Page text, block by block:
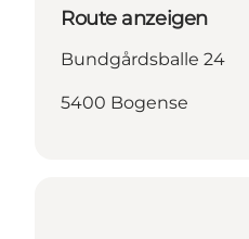
Route anzeigen
Bundgårdsballe 24
5400 Bogense